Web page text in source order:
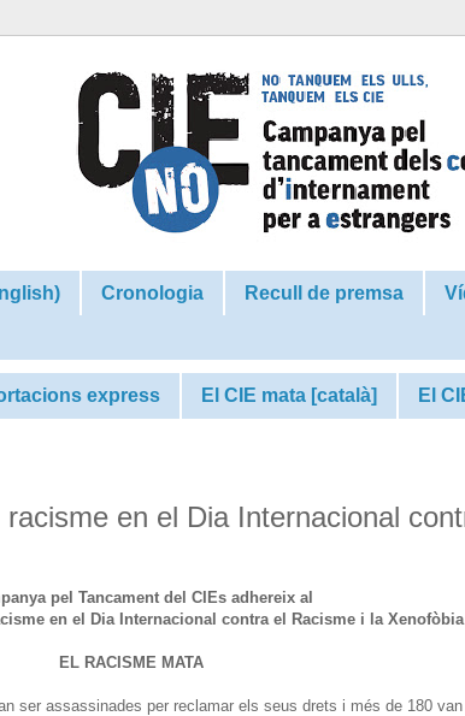
Cronologia Recull de premsa
express El CIE mata [català] El
en el Dia Internacional
pel Tancament del CIEs adhereix al
en el Dia Internacional contra el Racisme i la Xenofòbia
EL RACISME MATA
ser assassinades per reclamar els seus drets i més de 180